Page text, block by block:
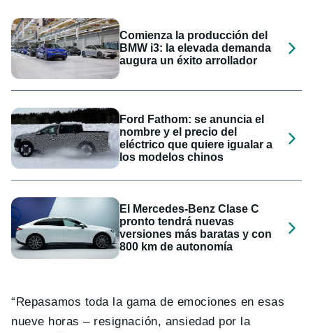
Comienza la producción del
BMW i3: la elevada demanda
augura un éxito arrollador
Ford Fathom: se anuncia el
nombre y el precio del
eléctrico que quiere igualar a
los modelos chinos
El Mercedes-Benz Clase C
pronto tendrá nuevas
versiones más baratas y con
800 km de autonomía
“Repasamos toda la gama de emociones en esas
nueve horas – resignación, ansiedad por la